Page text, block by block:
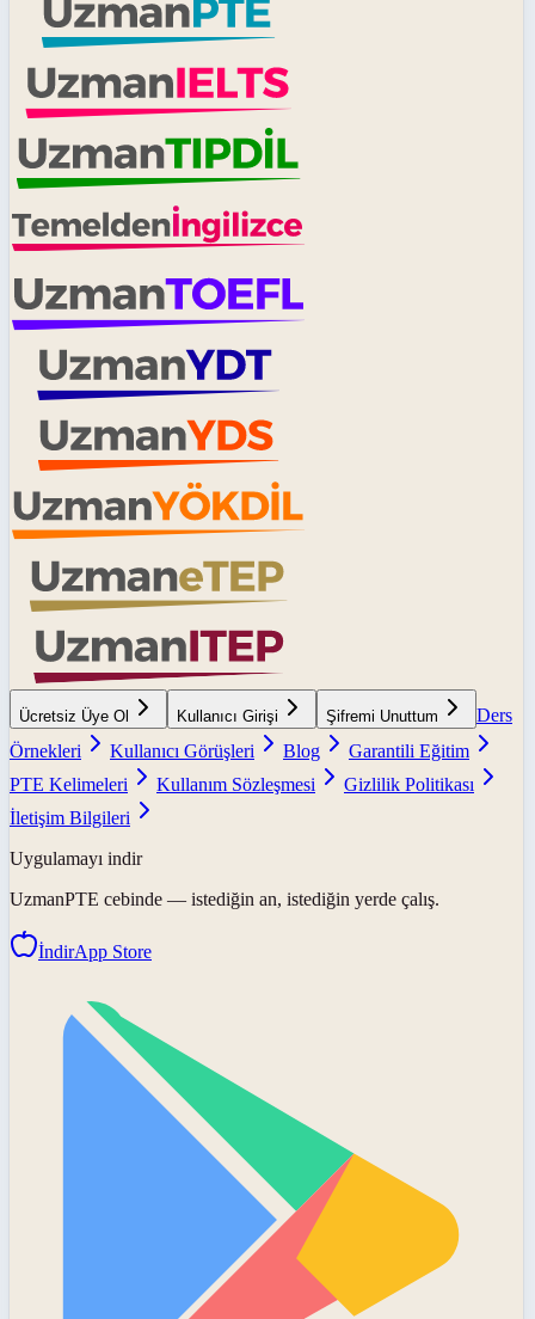
Ücretsiz Üye Ol Kullanıcı Girişi Şifremi Unuttum
Ders
Örnekleri
Kullanıcı Görüşleri Blog
Garantili Eğitim
PTE Kelimeleri
Kullanım Sözleşmesi
Gizlilik Politikası
İletişim Bilgileri
Uygulamayı indir
UzmanPTE cebinde — istediğin an, istediğin yerde çalış.
İndirApp Store